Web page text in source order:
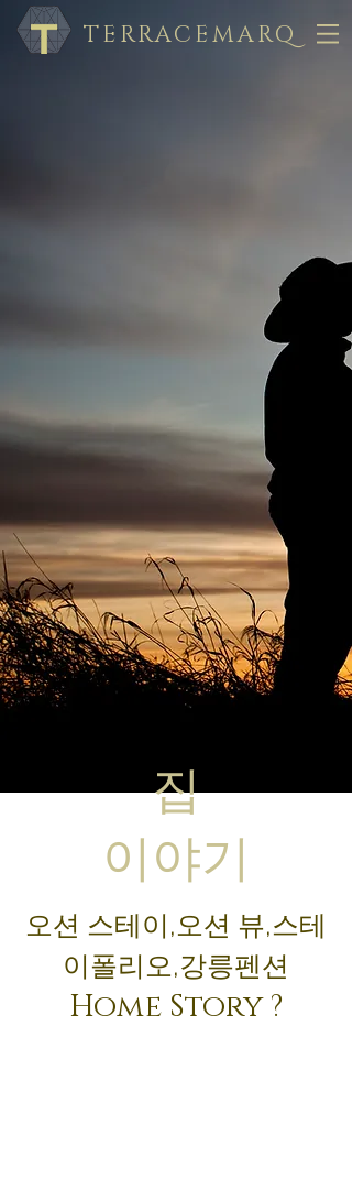
TERRACEMARQ
집
​이야기
오션 스테이,오션 뷰,스테
이폴리오,강릉펜션
Home Story ?